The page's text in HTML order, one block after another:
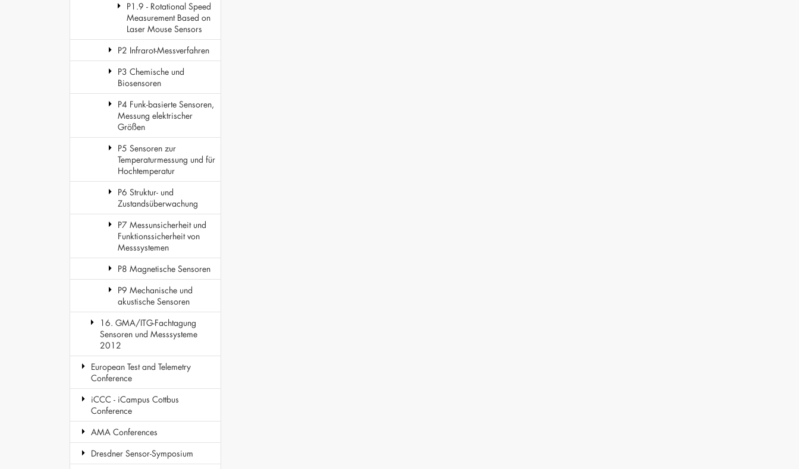
P1.9 - Rotational Speed
Measurement Based on
Laser Mouse Sensors
P2 Infrarot-Messverfahren
P3 Chemische und
Biosensoren
P4 Funk-basierte Sensoren,
Messung elektrischer
Größen
P5 Sensoren zur
Temperaturmessung und für
Hochtemperatur
P6 Struktur- und
Zustandsüberwachung
P7 Messunsicherheit und
Funktionssicherheit von
Messsystemen
P8 Magnetische Sensoren
P9 Mechanische und
akustische Sensoren
16. GMA/ITG-Fachtagung
Sensoren und Messsysteme
2012
European Test and Telemetry
Conference
iCCC - iCampus Cottbus
Conference
AMA Conferences
Dresdner Sensor-Symposium